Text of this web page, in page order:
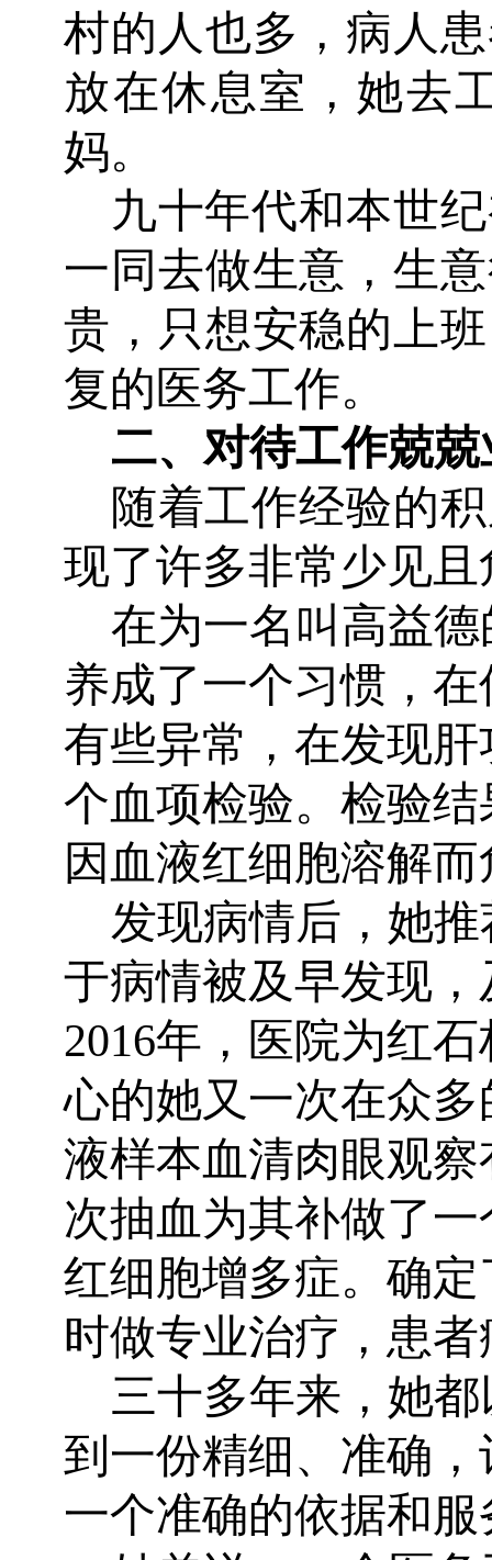
村的人也多，病人
放在休息室，她去
妈。
九十年代和本世
一同去做生意，生
贵，只想安稳的上
复的医务工作。
二、 对待工作兢
随着工作经验的
现了许多非常少见
在为一名叫高益
养成了一个习惯，
有些异常，在发现
个血项检验。检验
因血液红细胞溶解
发现病情后，她
于病情被及早发现
2016年，医院为红
心的她又一次在众
液样本血清肉眼观
次抽血为其补做了
红细胞增多症。确
时做专业治疗，患
三十多年来，她
到一份精细、准确
一个准确的依据和服